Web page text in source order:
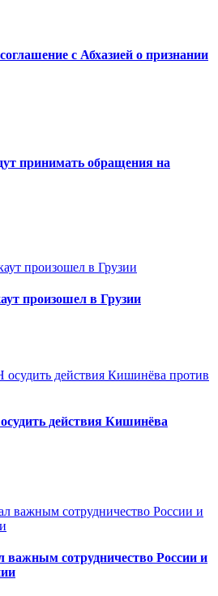
с Абхазией о признании
принимать обращения на
произошел в Грузии
действия Кишинёва
важным сотрудничество России и